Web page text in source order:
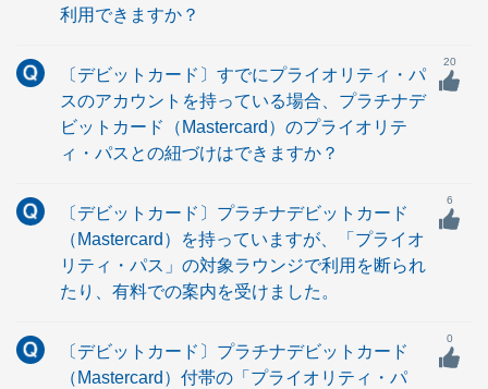
利用できますか？
〔デビットカード〕すでにプライオリティ・パ
スのアカウントを持っている場合、プラチナデ
ビットカード（Mastercard）のプライオリテ
ィ・パスとの紐づけはできますか？
20
〔デビットカード〕プラチナデビットカード
（Mastercard）を持っていますが、「プライオ
リティ・パス」の対象ラウンジで利用を断られ
たり、有料での案内を受けました。
6
〔デビットカード〕プラチナデビットカード
（Mastercard）付帯の「プライオリティ・パ
0